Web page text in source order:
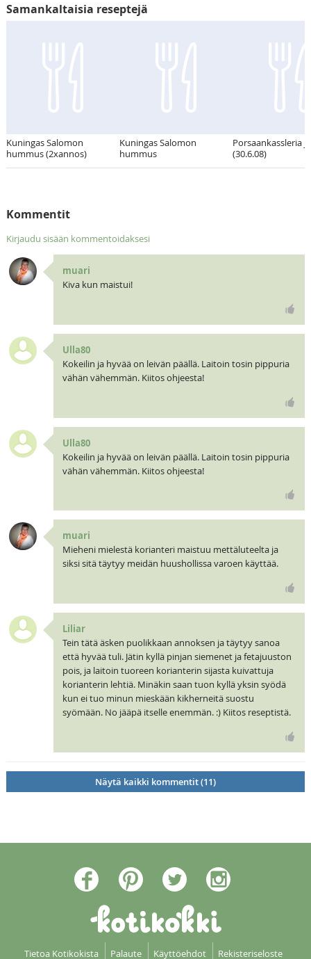
Samankaltaisia reseptejä
Kuningas Salomon
hummus (2xannos)
Kuningas Salomon
hummus
Porsaankassleria
(30.6.08)
Kommentit
Kirjaudu sisään kommentoidaksesi
muari
Kiva kun maistui!
Ulla80
Kokeilin ja hyvää on leivän päällä. Laitoin tosin pippuria
vähän vähemmän. Kiitos ohjeesta!
Ulla80
Kokeilin ja hyvää on leivän päällä. Laitoin tosin pippuria
vähän vähemmän. Kiitos ohjeesta!
muari
Mieheni mielestä korianteri maistuu mettäluteelta ja
siksi sitä täytyy meidän huushollissa varoen käyttää.
Liliar
Tein tätä äsken puolikkaan annoksen ja täytyy sanoa
että hyvää tuli. Jätin kyllä pinjan siemenet ja fetajuuston
pois, ja laitoin tuoreen korianterin sijasta kuivattuja
korianterin lehtiä. Minäkin saan tuon kyllä yksin syödä
kun ei tuo minun mieskään kikherneitä suostu
syömään. No jääpä itselle enemmän. :) Kiitos reseptistä.
Näytä kaikki kommentit (11)
Tietoa Kotikokista Palaute Käyttöehdot Rekisteriseloste